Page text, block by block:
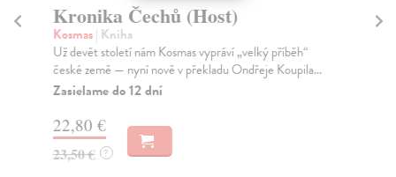
Kronika Čechů (Host)
Kosmas| Kniha
Už devět století nám Kosmas vypráví „velký příběh“
české země — nyní nově v překladu Ondřeje Koupila...
Zasielame do 12 dní
22,80 €
23,50 € ?